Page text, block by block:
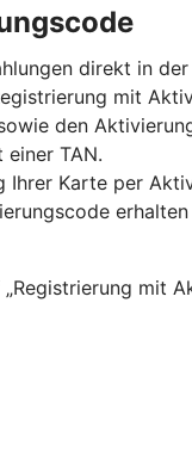
direkt in
mit
den
TAN.
Ihrer Karte per
erhalten
mit